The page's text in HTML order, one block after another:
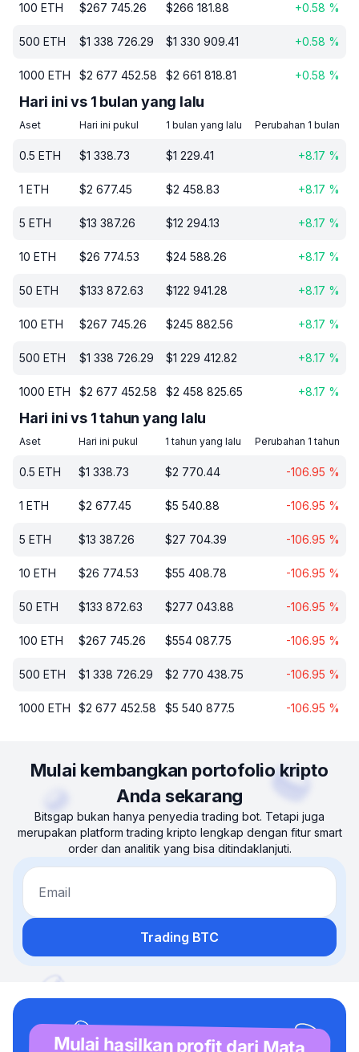
100 ETH $267 745.26 $266 181.88 +0.58 %
500 ETH $1 338 726.29 $1 330 909.41 +0.58 %
1000 ETH $2 677 452.58 $2 661 818.81 +0.58 %
Hari ini vs 1 bulan yang lalu
Aset Hari ini pukul 1 bulan yang lalu Perubahan 1 bulan
0.5 ETH $1 338.73 $1 229.41 +8.17 %
1 ETH $2 677.45 $2 458.83 +8.17 %
5 ETH $13 387.26 $12 294.13 +8.17 %
10 ETH $26 774.53 $24 588.26 +8.17 %
50 ETH $133 872.63 $122 941.28 +8.17 %
100 ETH $267 745.26 $245 882.56 +8.17 %
500 ETH $1 338 726.29 $1 229 412.82 +8.17 %
1000 ETH $2 677 452.58 $2 458 825.65 +8.17 %
Hari ini vs 1 tahun yang lalu
Aset Hari ini pukul 1 tahun yang lalu Perubahan 1 tahun
0.5 ETH $1 338.73 $2 770.44 -106.95 %
1 ETH $2 677.45 $5 540.88 -106.95 %
5 ETH $13 387.26 $27 704.39 -106.95 %
10 ETH $26 774.53 $55 408.78 -106.95 %
50 ETH $133 872.63 $277 043.88 -106.95 %
100 ETH $267 745.26 $554 087.75 -106.95 %
500 ETH $1 338 726.29 $2 770 438.75 -106.95 %
1000 ETH $2 677 452.58 $5 540 877.5 -106.95 %
Mulai kembangkan portofolio kripto
Anda sekarang
Bitsgap bukan hanya penyedia trading bot. Tetapi juga
merupakan platform trading kripto lengkap dengan fitur smart
order dan analitik yang bisa ditindaklanjuti.
Email
Trading BTC
Mulai hasilkan profit dari Mata